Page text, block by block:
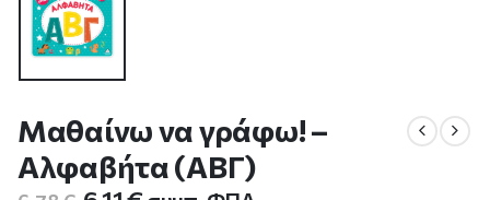
Μαθαίνω να γράφω! –
Αλφαβήτα (ΑΒΓ)